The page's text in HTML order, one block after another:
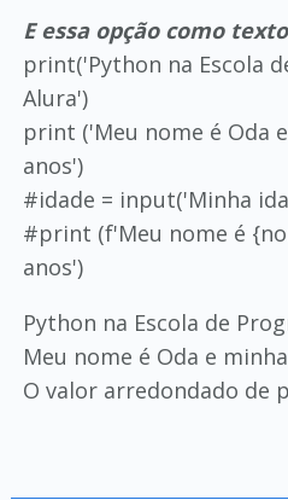
E essa opção como texto
print('Python na Escola
Alura')
print ('Meu nome é Oda
anos')
#idade = input('Minha
#print (f'Meu nome é
anos')
Python na Escola de
Meu nome é Oda e
O valor arredondado de